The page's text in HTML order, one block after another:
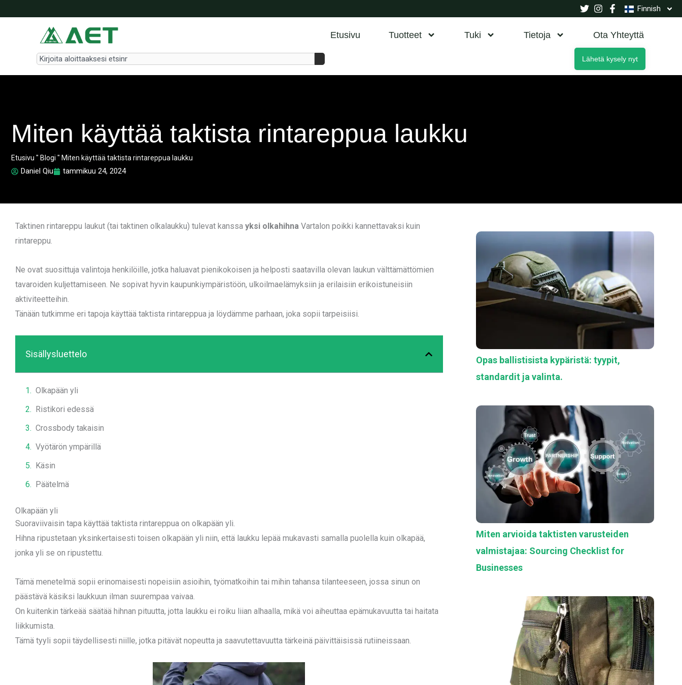
sisältöön
Finnish
Etusivu Tuotteet Tuki Tietoja Ota Yhteyttä
Search Lähetä kysely nyt
Miten käyttää taktista rintareppua laukku
Etusivu " Blogi " Miten käyttää taktista rintareppua laukku
Daniel Qiu tammikuu 24, 2024
Taktinen rintareppu laukut (tai taktinen olkalaukku) tulevat kanssa yksi olkahihna Vartalon poikki kannettavaksi kuin
rintareppu.
Ne ovat suosittuja valintoja henkilöille, jotka haluavat pienikokoisen ja helposti saatavilla olevan laukun välttämättömien
tavaroiden kuljettamiseen. Ne sopivat hyvin kaupunkiympäristöön, ulkoilmaelämyksiin ja erilaisiin erikoistuneisiin
aktiviteetteihin.
Tänään tutkimme eri tapoja käyttää taktista rintareppua ja löydämme parhaan, joka sopii tarpeisiisi.
Sisällysluettelo
Olkapään yli
Ristikori edessä
Crossbody takaisin
Vyötärön ympärillä
Käsin
Päätelmä
Olkapään yli
Suoraviivaisin tapa käyttää taktista rintareppua on olkapään yli.
Hihna ripustetaan yksinkertaisesti toisen olkapään yli niin, että laukku lepää mukavasti samalla puolella kuin olkapää,
jonka yli se on ripustettu.
Tämä menetelmä sopii erinomaisesti nopeisiin asioihin, työmatkoihin tai mihin tahansa tilanteeseen, jossa sinun on
päästävä käsiksi laukkuun ilman suurempaa vaivaa.
On kuitenkin tärkeää säätää hihnan pituutta, jotta laukku ei roiku liian alhaalla, mikä voi aiheuttaa epämukavuutta tai haitata
liikkumista.
Tämä tyyli sopii täydellisesti niille, jotka pitävät nopeutta ja saavutettavuutta tärkeinä päivittäisissä rutiineissaan.
Opas ballistisista kypäristä: tyypit,
standardit ja valinta.
Miten arvioida taktisten varusteiden
valmistajaa: Sourcing Checklist for
Businesses